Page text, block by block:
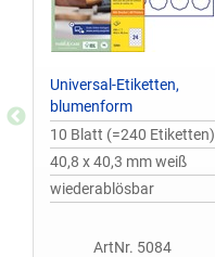
Universal-Etiketten,
blumenform
10 Blatt (=240 Etiketten)
40,8 x 40,3 mm weiß
wiederablösbar
ArtNr. 5084